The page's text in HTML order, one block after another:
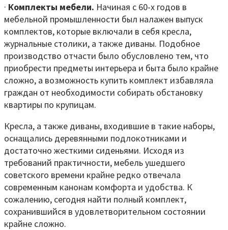
· Комплекты мебели. Начиная с 60-х годов в
мебельной промышленности был налажен выпуск
комплектов, которые включали в себя кресла,
журнальные столики, а также диваны. Подобное
производство отчасти было обусловлено тем, что
приобрести предметы интерьера и быта было крайне
сложно, а возможность купить комплект избавляла
граждан от необходимости собирать обстановку
квартиры по крупицам.
Кресла, а также диваны, входившие в такие наборы,
оснащались деревянными подлокотниками и
достаточно жесткими сиденьями. Исходя из
требований практичности, мебель ушедшего
советского времени крайне редко отвечала
современным канонам комфорта и удобства. К
сожалению, сегодня найти полный комплект,
сохранившийся в удовлетворительном состоянии
крайне сложно.